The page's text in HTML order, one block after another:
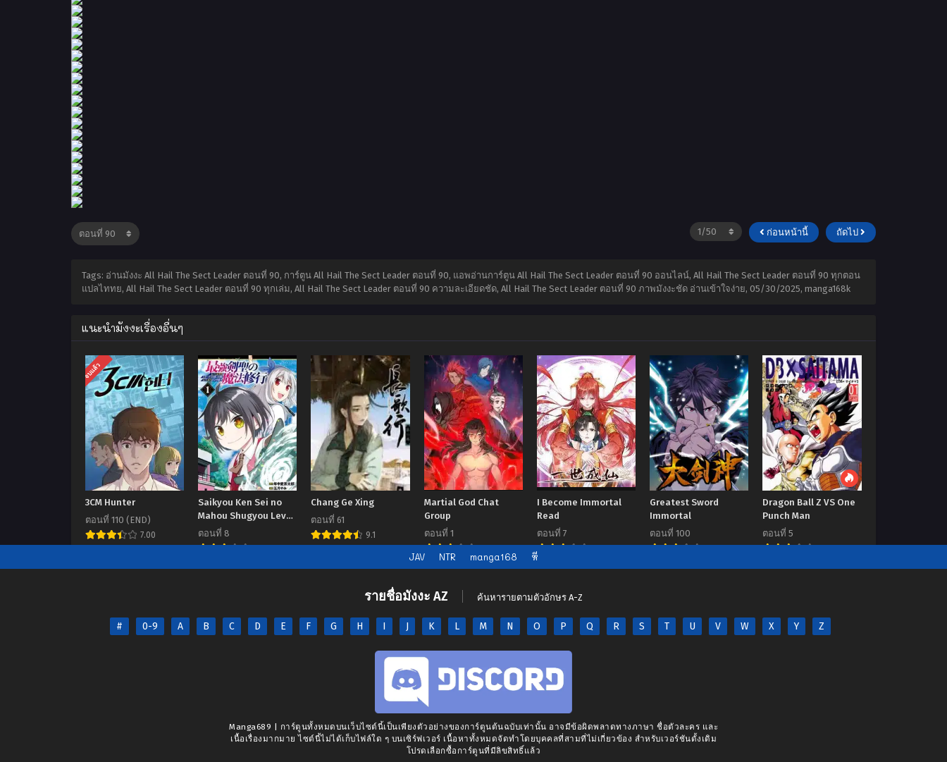
ก่อนหน้านี้ ถัดไป
Tags: อ่านมังงะ All Hail The Sect Leader ตอนที่ 90, การ์ตูน All Hail The Sect Leader ตอนที่ 90, แอพอ่านการ์ตูน All Hail The Sect Leader ตอนที่ 90 ออนไลน์, All Hail The Sect Leader ตอนที่ 90 ทุกตอน
แปลไททย, All Hail The Sect Leader ตอนที่ 90 ทุกเล่ม, All Hail The Sect Leader ตอนที่ 90 ความละเอียดชัด, All Hail The Sect Leader ตอนที่ 90 ภาพมังงะชัด อ่านเข้าใจง่าย, 05/30/2025, manga168k
แนะนำมังงะเรื่องอื่นๆ
จบแล้ว
3CM Hunter
ตอนที่ 110 (END)
7.00
Saikyou Ken Sei no
Mahou Shugyou Level
99 no Status wo
Tamotta mama Level
ตอนที่ 8
Chang Ge Xing
ตอนที่ 61
9.1
Martial God Chat
Group
ตอนที่ 1
I Become Immortal
Read
ตอนที่ 7
Greatest Sword
Immortal
ตอนที่ 100
Dragon Ball Z VS One
Punch Man
ตอนที่ 5
JAV NTR manga168 หี
รายชื่อมังงะ AZ ค้นหารายตามตัวอักษร A-Z
# 0-9 A B C D E F G H I J K L M N O P Q R S T U V W X Y Z
Manga689 | การ์ตูนทั้งหมดบนเว็บไซต์นี้เป็นเพียงตัวอย่างของการ์ตูนต้นฉบับเท่านั้น อาจมีข้อผิดพลาดทางภาษา ชื่อตัวละคร และ
เนื้อเรื่องมากมาย ไซต์นี้ไม่ได้เก็บไฟล์ใด ๆ บนเซิร์ฟเวอร์ เนื้อหาทั้งหมดจัดทำโดยบุคคลที่สามที่ไม่เกี่ยวข้อง สำหรับเวอร์ชันดั้งเดิม
โปรดเลือกซื้อการ์ตูนที่มีลิขสิทธิ์แล้ว